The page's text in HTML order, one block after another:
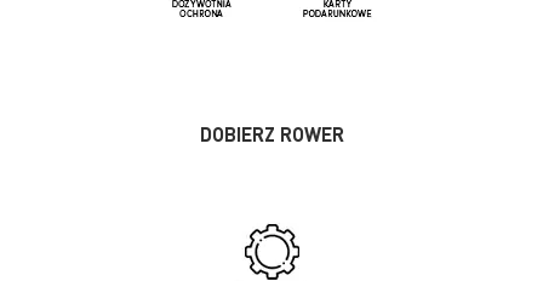
DOBIERZ ROWER